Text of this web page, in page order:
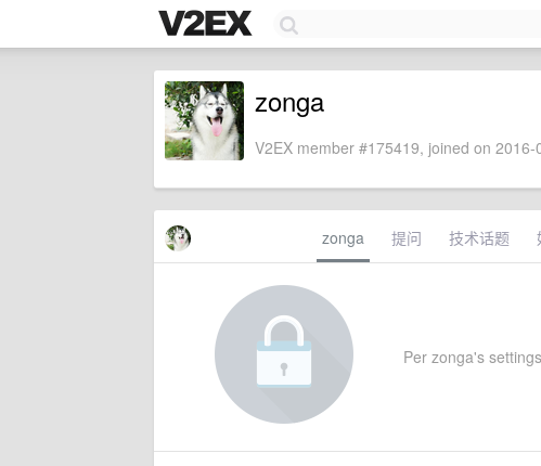
zonga
V2EX member #175419, joined on
zonga 提问 技术话题
Per zonga's